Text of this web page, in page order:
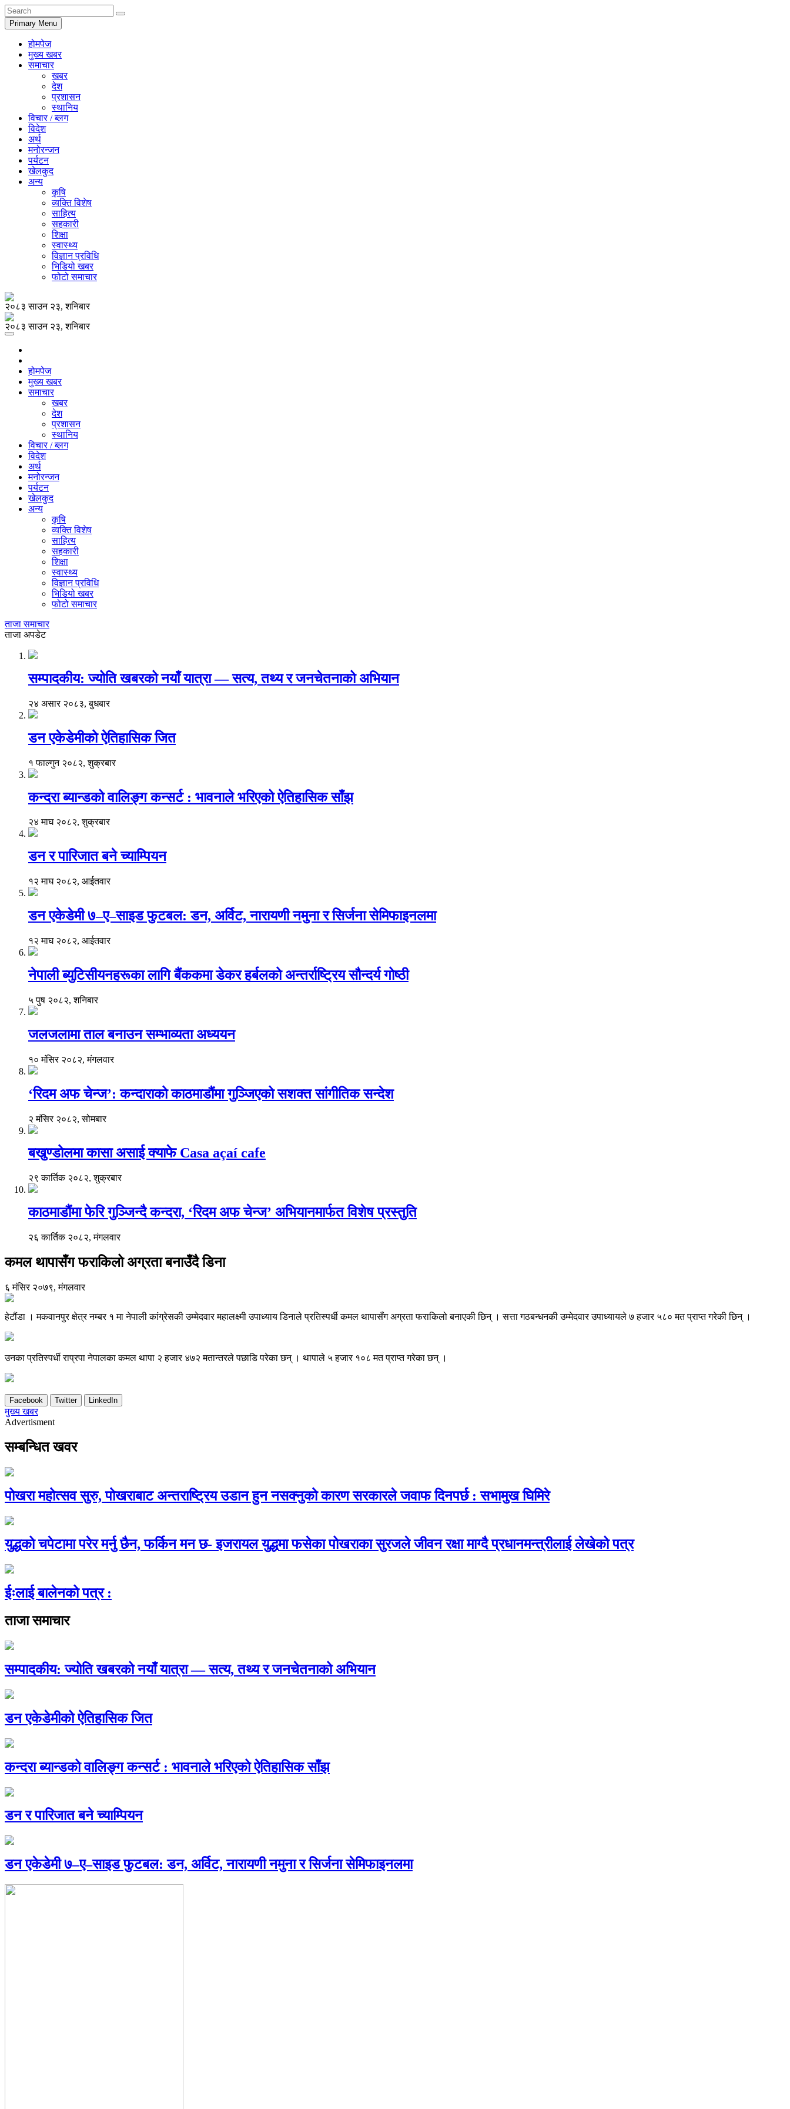
Primary Menu
होमपेज
मुख्य खबर
समाचार
खबर
देश
प्रशासन
स्थानिय
विचार / ब्लग
विदेश
अर्थ
मनोरन्जन
पर्यटन
खेलकुद
अन्य
कृषि
व्यक्ति विशेष
साहित्य
सहकारी
शिक्षा
स्वास्थ्य
विज्ञान प्रविधि
भिडियो खबर
फोटो समाचार
२०८३ साउन २३, शनिबार
२०८३ साउन २३, शनिबार
होमपेज
मुख्य खबर
समाचार
खबर
देश
प्रशासन
स्थानिय
विचार / ब्लग
विदेश
अर्थ
मनोरन्जन
पर्यटन
खेलकुद
अन्य
कृषि
व्यक्ति विशेष
साहित्य
सहकारी
शिक्षा
स्वास्थ्य
विज्ञान प्रविधि
भिडियो खबर
फोटो समाचार
ताजा समाचार
ताजा अपडेट
सम्पादकीय: ज्योति खबरको नयाँ यात्रा — सत्य, तथ्य र जनचेतनाको अभियान
२४ असार २०८३, बुधबार
डन एकेडेमीको ऐतिहासिक जित
१ फाल्गुन २०८२, शुक्रबार
कन्दरा ब्यान्डको वालिङ्ग कन्सर्ट : भावनाले भरिएको ऐतिहासिक साँझ
२४ माघ २०८२, शुक्रबार
डन र पारिजात बने च्याम्पियन
१२ माघ २०८२, आईतवार
डन एकेडेमी ७–ए–साइड फुटबल: डन, अर्विट, नारायणी नमुना र सिर्जना सेमिफाइनलमा
१२ माघ २०८२, आईतवार
नेपाली ब्युटिसीयनहरूका लागि बैंककमा डेकर हर्बलको अन्तर्राष्ट्रिय सौन्दर्य गोष्ठी
५ पुष २०८२, शनिबार
जलजलामा ताल बनाउन सम्भाव्यता अध्ययन
१० मंसिर २०८२, मंगलवार
‘रिदम अफ चेन्ज’: कन्दाराको काठमाडौंमा गुञ्जिएको सशक्त सांगीतिक सन्देश
२ मंसिर २०८२, सोमबार
बखुण्डोलमा कासा असाई क्याफे Casa açaí cafe
२९ कार्तिक २०८२, शुक्रबार
काठमाडौंमा फेरि गुञ्जिन्दै कन्दरा, ‘रिदम अफ चेन्ज’ अभियानमार्फत विशेष प्रस्तुति
२६ कार्तिक २०८२, मंगलवार
कमल थापासँग फराकिलो अग्रता बनाउँदै डिना
६ मंसिर २०७९, मंगलवार
हेटौंडा । मकवानपुर क्षेत्र नम्बर १ मा नेपाली कांग्रेसकी उम्मेदवार महालक्ष्मी उपाध्याय डिनाले प्रतिस्पर्धी कमल थापासँग अग्रता फराकिलो बनाएकी छिन् । सत्ता गठबन्धनकी उम्मेदवार उपाध्यायले ७ हजार ५८० मत प्राप्त गरेकी छिन् ।
उनका प्रतिस्पर्धी राप्रपा नेपालका कमल थापा २ हजार ४७२ मतान्तरले पछाडि परेका छन् । थापाले ५ हजार १०८ मत प्राप्त गरेका छन् ।
Facebook Twitter LinkedIn
मुख्य खबर
Advertisment
सम्बन्धित खवर
पोखरा महोत्सव सुरु, पोखराबाट अन्तराष्ट्रिय उडान हुन नसक्नुको कारण सरकारले जवाफ दिनपर्छ : सभामुख घिमिरे
युद्धको चपेटामा परेर मर्नु छैन, फर्किन मन छ- इजरायल युद्धमा फसेका पोखराका सुरजले जीवन रक्षा माग्दै प्रधानमन्त्रीलाई लेखेको पत्र
ईःलाई बालेनको पत्र :
ताजा समाचार
सम्पादकीय: ज्योति खबरको नयाँ यात्रा — सत्य, तथ्य र जनचेतनाको अभियान
डन एकेडेमीको ऐतिहासिक जित
कन्दरा ब्यान्डको वालिङ्ग कन्सर्ट : भावनाले भरिएको ऐतिहासिक साँझ
डन र पारिजात बने च्याम्पियन
डन एकेडेमी ७–ए–साइड फुटबल: डन, अर्विट, नारायणी नमुना र सिर्जना सेमिफाइनलमा